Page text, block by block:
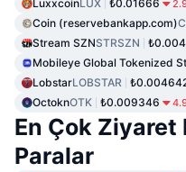
LuxxcoinLUX ₺0.01666
Coin (reservebankapp.com)
Stream SZNSTRSZN
Mobileye Global Tokenized
LobstarLOBSTAR
OctoknOTK ₺0.009346
En Çok
Paralar